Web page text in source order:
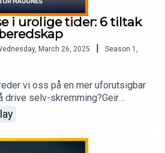
i urolige tider: 6 tiltak
March 26, 2025 | Season 1
vi oss på en mer uforutsigbar
drive selv-skremming?Geir
deler 6 konkrete og nøkterne tiltak
bør ta nå.Produsert av